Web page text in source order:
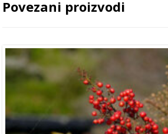
Povezani proizvodi